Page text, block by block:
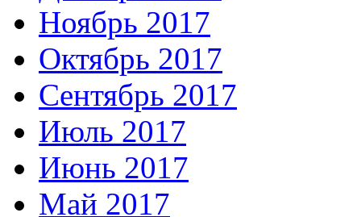
Ноябрь 2017
Октябрь 2017
Сентябрь 2017
Июль 2017
Июнь 2017
Май 2017